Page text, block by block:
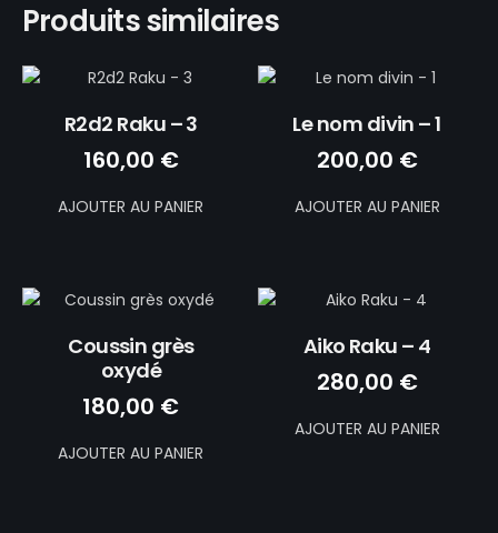
Produits similaires
R2d2 Raku – 3
160,00 €
AJOUTER AU PANIER
Le nom divin – 1
200,00 €
AJOUTER AU PANIER
Coussin grès
oxydé
180,00 €
AJOUTER AU PANIER
Aiko Raku – 4
280,00 €
AJOUTER AU PANIER